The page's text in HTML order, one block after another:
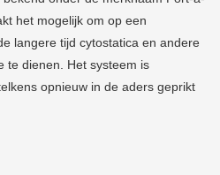
het mogelijk om op een
langere tijd cytostatica en andere
te dienen. Het systeem is
opnieuw in de aders geprikt